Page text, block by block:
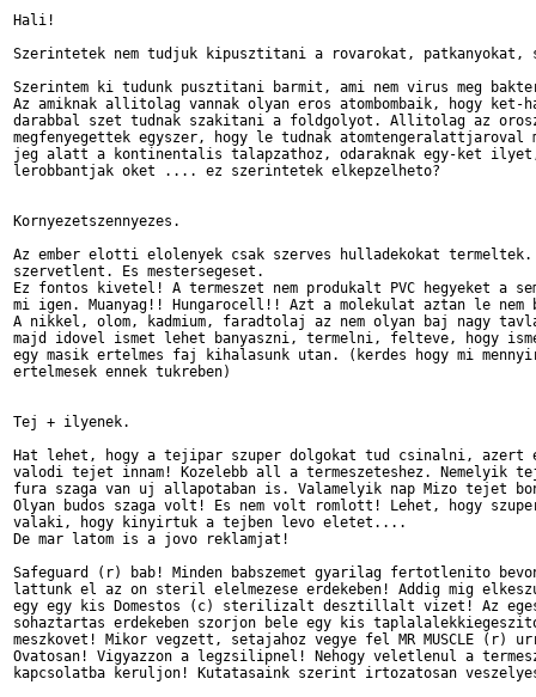
Hali!
Szerintetek nem tudjuk kipusztitani a rovarokat, patkanyokat,
Szerintem ki tudunk pusztitani barmit, ami nem virus meg
Az amiknak allitolag vannak olyan eros atombombaik, hogy ket-
darabbal szet tudnak szakitani a foldgolyot. Allitolag az
megfenyegettek egyszer, hogy le tudnak atomtengeralattjaroval
jeg alatt a kontinentalis talapzathoz, odaraknak egy-ket
lerobbantjak oket .... ez szerintetek elkepzelheto?
Kornyezetszennyezes.
Az ember elotti elolenyek csak szerves hulladekokat termeltek.
szervetlent. Es mestersegeset.
Ez fontos kivetel! A termeszet nem produkalt PVC hegyeket a
mi igen. Muanyag!! Hungarocell!! Azt a molekulat aztan le nem
A nikkel, olom, kadmium, faradtolaj az nem olyan baj nagy
majd idovel ismet lehet banyaszni, termelni, felteve, hogy
egy masik ertelmes faj kihalasunk utan. (kerdes hogy mi
ertelmesek ennek tukreben)
Tej + ilyenek.
Hat lehet, hogy a tejipar szuper dolgokat tud csinalni, azert
valodi tejet innam! Kozelebb all a termeszeteshez. Nemelyik
fura szaga van uj allapotaban is. Valamelyik nap Mizo tejet
Olyan budos szaga volt! Es nem volt romlott! Lehet, hogy
valaki, hogy kinyirtuk a tejben levo eletet....
De mar latom is a jovo reklamjat!
Safeguard (r) bab! Minden babszemet gyarilag fertotlenito
lattunk el az on steril elelmezese erdekeben! Addig mig
egy egy kis Domestos (c) sterilizalt desztillalt vizet! Az
sohaztartas erdekeben szorjon bele egy kis
meszkovet! Mikor vegzett, setajahoz vegye fel MR MUSCLE (r)
Ovatosan! Vigyazzon a legzsilipnel! Nehogy veletlenul a
kapcsolatba keruljon! Kutatasaink szerint irtozatosan